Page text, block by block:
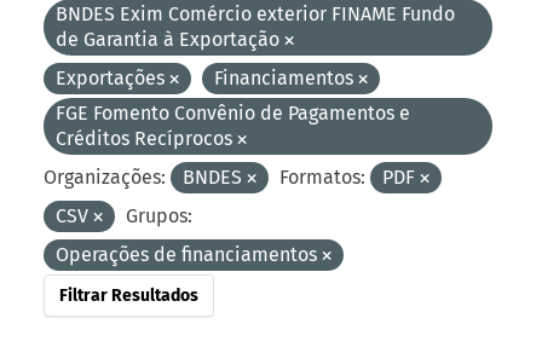
BNDES Exim Comércio exterior FINAME Fundo
de Garantia à Exportação
Exportações
Financiamentos
FGE Fomento Convênio de Pagamentos e
Créditos Recíprocos
Organizações:
BNDES Formatos:
PDF
CSV
Grupos:
Operações de financiamentos
Filtrar Resultados